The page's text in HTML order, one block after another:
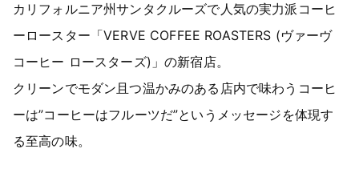
カリフォルニア州サンタクルーズで人気の実力派コーヒ
ーロースター「VERVE COFFEE ROASTERS (ヴァーヴ
コーヒー ロースターズ)」の新宿店。
クリーンでモダン且つ温かみのある店内で味わうコーヒ
ーは”コーヒーはフルーツだ”というメッセージを体現す
る至高の味。